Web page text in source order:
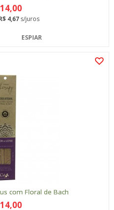
4,67s/juros
ESPIAR
com Floral de Bach